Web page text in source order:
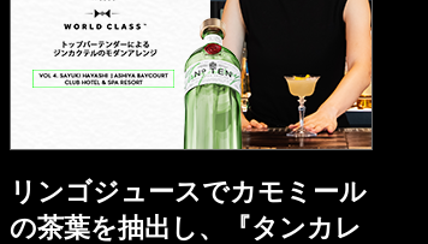
リンゴジュースでカモミール
の茶葉を抽出し、『タンカレ